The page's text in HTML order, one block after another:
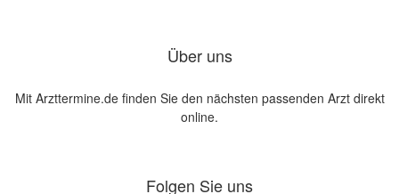
Über uns
Mit Arzttermine.de finden Sie den nächsten passenden Arzt direkt
online.
Folgen Sie uns